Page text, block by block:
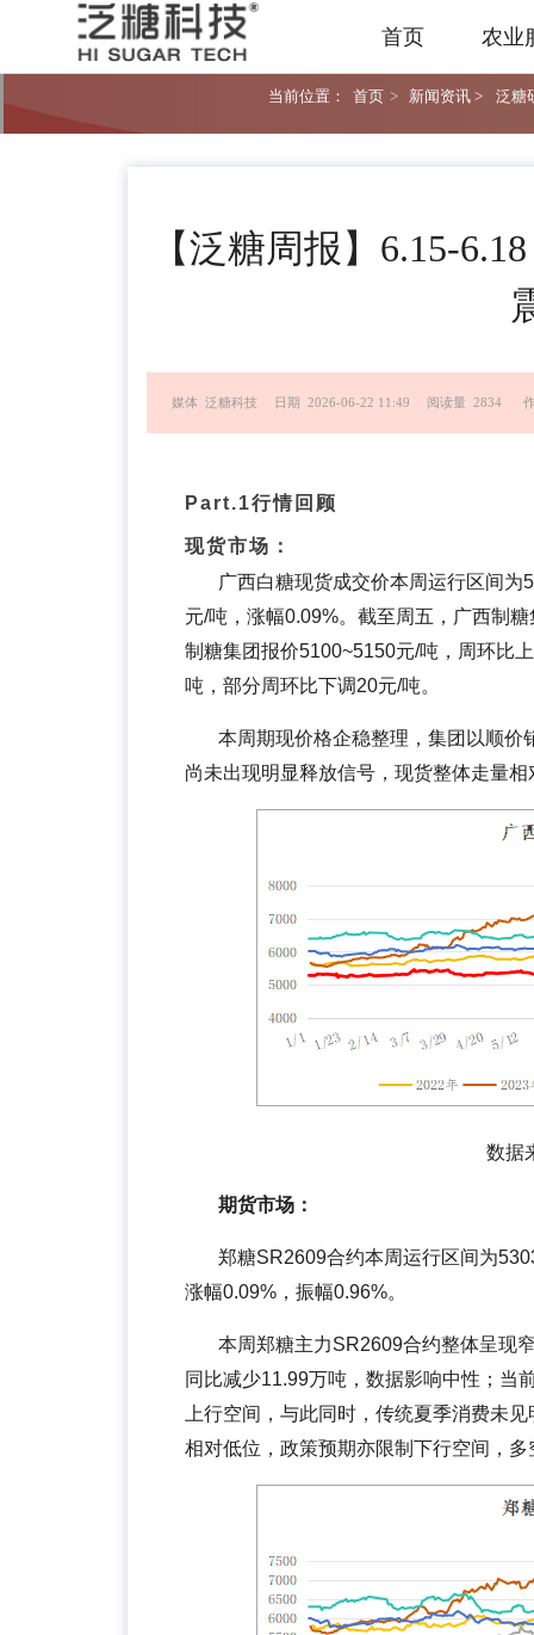
首页 农业
当前位置： 首页 > 新闻资讯 > 泛糖
【泛糖周报】6.15-
媒体 泛糖科技 日期 2026-06-22 11:49 阅读量 2834
Part.1行情回顾
现货市场：
广西白糖现货成交价本周运行区间
元/吨，涨幅0.09%。截至周五，广西制
制糖集团报价5100~5150元/吨，周环比
吨，部分周环比下调20元/吨。
本周期现价格企稳整理，集团以顺价
尚未出现明显释放信号，现货整体走量相
数据
期货市场：
郑糖SR2609合约本周运行区间为
涨幅0.09%，振幅0.96%。
本周郑糖主力SR2609合约整体呈现
同比减少11.99万吨，数据影响中性；当
上行空间，与此同时，传统夏季消费未
相对低位，政策预期亦限制下行空间，